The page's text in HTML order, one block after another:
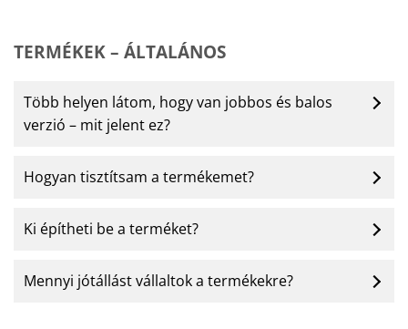
TERMÉKEK – ÁLTALÁNOS
Több helyen látom, hogy van jobbos és balos
verzió – mit jelent ez?
Hogyan tisztítsam a termékemet?
Ki építheti be a terméket?
Mennyi jótállást vállaltok a termékekre?